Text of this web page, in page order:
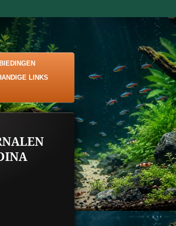
LINKS